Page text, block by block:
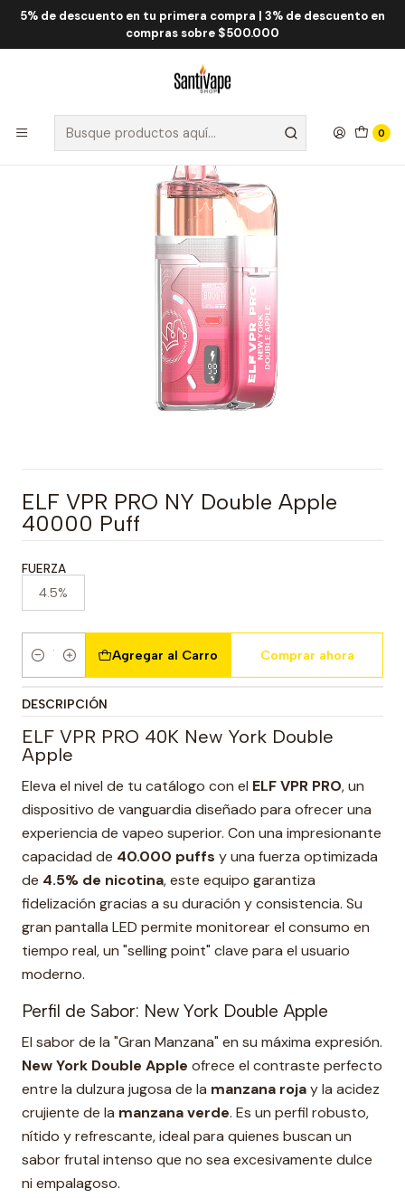
5% de descuento en tu primera compra | 3% de descuento en
compras sobre $500.000
0
Inicio ELF ELF VPR PRO 40.000 Puff
ELF VPR PRO NY Double Apple 40000 Puff
ELF VPR PRO NY Double Apple
40000 Puff
FUERZA
4.5%
Cantidad
Agregar al Carro Comprar ahora
DESCRIPCIÓN
ELF VPR PRO 40K New York Double
Apple
Eleva el nivel de tu catálogo con el ELF VPR PRO, un
dispositivo de vanguardia diseñado para ofrecer una
experiencia de vapeo superior. Con una impresionante
capacidad de 40.000 puffs y una fuerza optimizada
de 4.5% de nicotina, este equipo garantiza
fidelización gracias a su duración y consistencia. Su
gran pantalla LED permite monitorear el consumo en
tiempo real, un "selling point" clave para el usuario
moderno.
Perfil de Sabor: New York Double Apple
El sabor de la "Gran Manzana" en su máxima expresión.
New York Double Apple ofrece el contraste perfecto
entre la dulzura jugosa de la manzana rojay la acidez
crujiente de la manzana verde. Es un perfil robusto,
nítido y refrescante, ideal para quienes buscan un
sabor frutal intenso que no sea excesivamente dulce
ni empalagoso.